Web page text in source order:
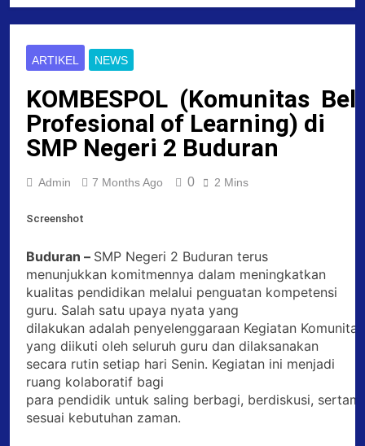
ARTIKEL NEWS
KOMBESPOL (Komunitas
Profesional of Learning) di
SMP Negeri 2 Buduran
Admin 7 Months Ago 0 2 Mins
Screenshot
Buduran – SMP Negeri 2 Buduran terus
menunjukkan komitmennya dalam meningkatkan
kualitas pendidikan melalui penguatan kompetensi
guru. Salah satu upaya nyata yang
dilakukan adalah penyelenggaraan Kegiatan
yang diikuti oleh seluruh guru dan dilaksanakan
secara rutin setiap hari Senin. Kegiatan ini menjadi
ruang kolaboratif bagi
para pendidik untuk saling berbagi, berdiskusi,
sesuai kebutuhan zaman.